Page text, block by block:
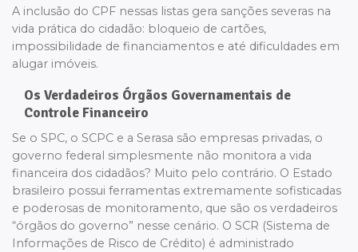
A inclusão do CPF nessas listas gera sanções severas na
vida prática do cidadão: bloqueio de cartões,
impossibilidade de financiamentos e até dificuldades em
alugar imóveis.
Os Verdadeiros Órgãos Governamentais de
Controle Financeiro
Se o SPC, o SCPC e a Serasa são empresas privadas, o
governo federal simplesmente não monitora a vida
financeira dos cidadãos? Muito pelo contrário. O Estado
brasileiro possui ferramentas extremamente sofisticadas
e poderosas de monitoramento, que são os verdadeiros
“órgãos do governo” nesse cenário. O SCR (Sistema de
Informações de Risco de Crédito) é administrado